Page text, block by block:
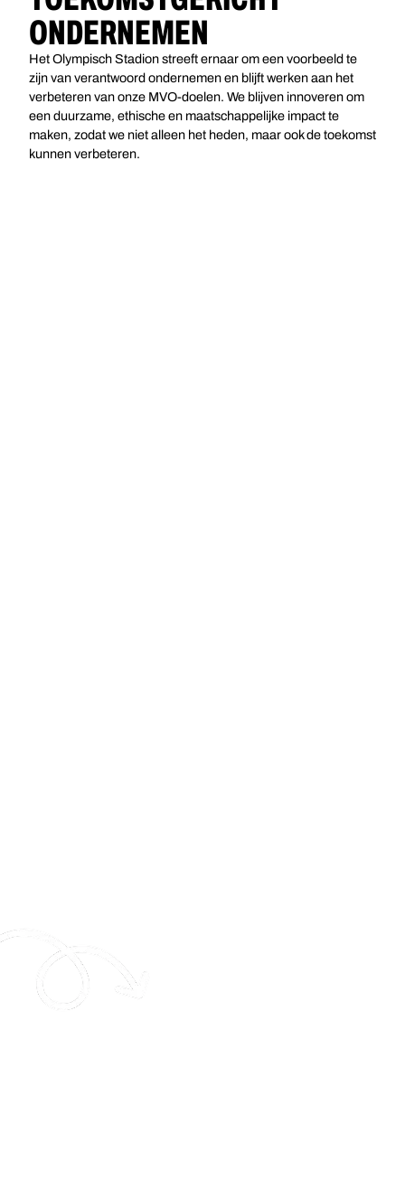
ONDERNEMEN
Het Olympisch Stadion streeft ernaar om een voorbeeld te
zijn van verantwoord ondernemen en blijft werken aan het
verbeteren van onze MVO-doelen. We blijven innoveren om
een duurzame, ethische en maatschappelijke impact te
maken, zodat we niet alleen het heden, maar ook de toekomst
kunnen verbeteren.